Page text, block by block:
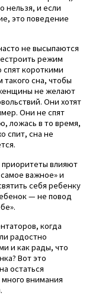
нельзя, и если
это поведение
не высыпаются
режим
спят короткими
сна, чтобы
не желают
Они хотят
Они не спят
ложась в то время,
спит, сна не
влияют
важное» и
себя ребенку
— не повод
когда
радостно
и как рады, что
Вот это
остаться
внимания